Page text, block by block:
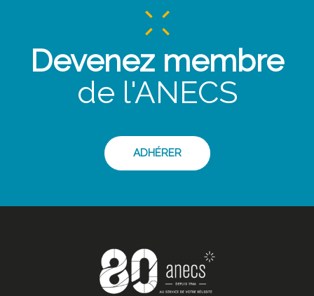
Devenez membre
de l'ANECS
ADHÉRER